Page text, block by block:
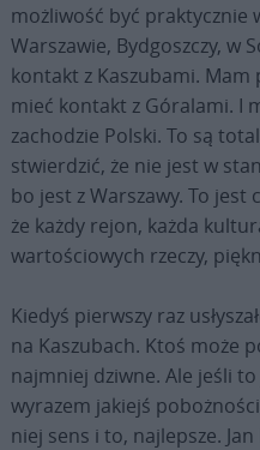
możliwość być praktycznie
Warszawie, Bydgoszczy, w
kontakt z Kaszubami.
mieć kontakt z Góralami. I
zachodzie Polski. To są
stwierdzić, że nie jest w
bo jest z Warszawy. To jest
że każdy rejon, każda
wartościowych rzeczy,
Kiedyś pierwszy raz
na Kaszubach. Ktoś może
najmniej dziwne. Ale jeśli
wyrazem jakiejś
niej sens i to, najlepsze. Jan